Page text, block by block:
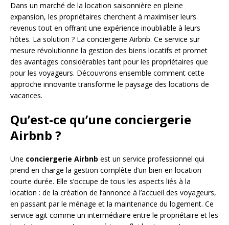
Dans un marché de la location saisonnière en pleine
expansion, les propriétaires cherchent à maximiser leurs
revenus tout en offrant une expérience inoubliable à leurs
hôtes. La solution ? La conciergerie Airbnb. Ce service sur
mesure révolutionne la gestion des biens locatifs et promet
des avantages considérables tant pour les propriétaires que
pour les voyageurs. Découvrons ensemble comment cette
approche innovante transforme le paysage des locations de
vacances.
Qu’est-ce qu’une conciergerie
Airbnb ?
Une conciergerie Airbnb est un service professionnel qui
prend en charge la gestion complète d’un bien en location
courte durée. Elle s’occupe de tous les aspects liés à la
location : de la création de l’annonce à l’accueil des voyageurs,
en passant par le ménage et la maintenance du logement. Ce
service agit comme un intermédiaire entre le propriétaire et les